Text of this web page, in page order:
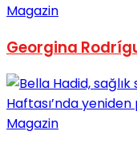
Magazin
Georgina
Magazin